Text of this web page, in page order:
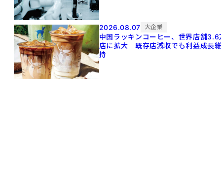
2026.08.07 大企業
中国ラッキンコーヒー、世界店舗3.6
店に拡大 既存店減収でも利益成長
持